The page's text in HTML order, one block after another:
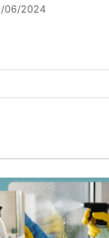
06/2024